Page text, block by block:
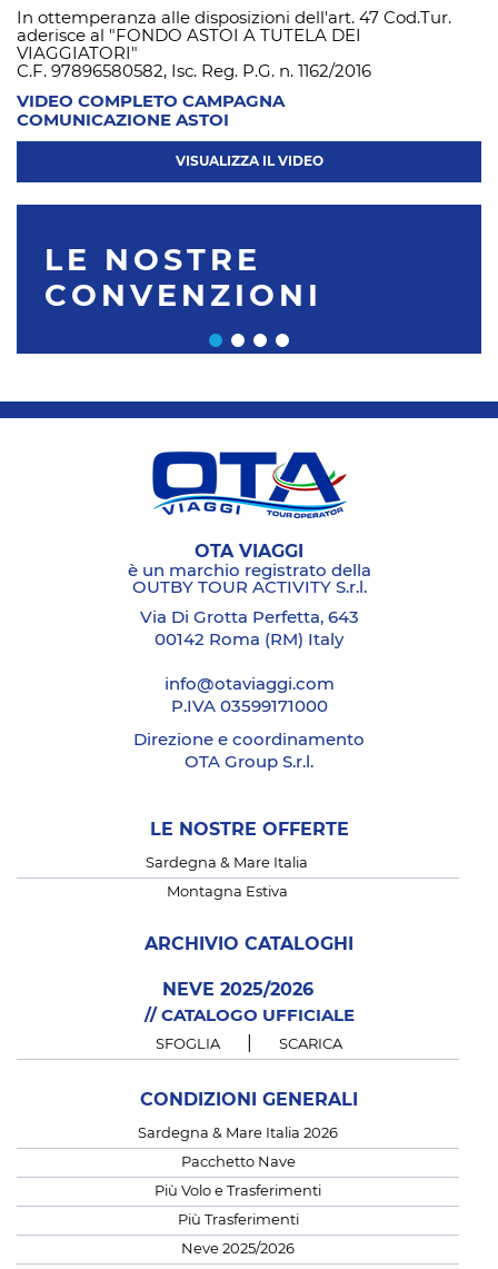
In ottemperanza alle disposizioni dell'art. 47 Cod.Tur.
aderisce al "FONDO ASTOI A TUTELA DEI
VIAGGIATORI"
C.F. 97896580582, Isc. Reg. P.G. n. 1162/2016
VIDEO COMPLETO CAMPAGNA
COMUNICAZIONE ASTOI
VISUALIZZA IL VIDEO
LE NOSTRE
CONVENZIONI
OTA VIAGGI
è un marchio registrato della
OUTBY TOUR ACTIVITY S.r.l.
Via Di Grotta Perfetta, 643
00142 Roma (RM) Italy
info@otaviaggi.com
P.IVA 03599171000
Direzione e coordinamento
OTA Group S.r.l.
LE NOSTRE OFFERTE
Sardegna & Mare Italia
Montagna Estiva
ARCHIVIO CATALOGHI
NEVE 2025/2026
// CATALOGO UFFICIALE
SFOGLIA SCARICA
CONDIZIONI GENERALI
Sardegna & Mare Italia 2026
Pacchetto Nave
Più Volo e Trasferimenti
Più Trasferimenti
Neve 2025/2026